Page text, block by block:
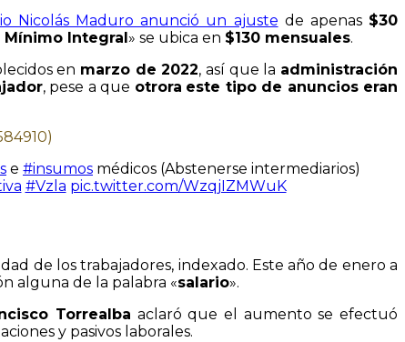
Nicolás Maduro anunció un ajuste de apenas $30
Mínimo Integral » se ubica en $130 mensuales.
en marzo de 2022, así que la administración
, pese a que otrora este tipo de anuncios eran
e #insumos médicos (Abstenerse intermediarios)
#Vzla pic.twitter.com/WzqjIZMWuK
de los trabajadores, indexado. Este año de enero a
alguna de la palabra «salario».
Torrealba aclaró que el aumento se efectuó
y pasivos laborales.